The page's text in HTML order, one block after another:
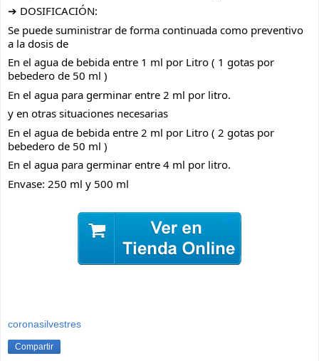
➔ DOSIFICACIÓN:
Se puede suministrar de forma continuada como preventivo
a la dosis de
En el agua de bebida entre 1 ml por Litro ( 1 gotas por
bebedero de 50 ml )
En el agua para germinar entre 2 ml por litro.
y en otras situaciones necesarias
En el agua de bebida entre 2 ml por Litro ( 2 gotas por
bebedero de 50 ml )
En el agua para germinar entre 4 ml por litro.
Envase: 250 ml y 500 ml
coronasilvestres
Compartir